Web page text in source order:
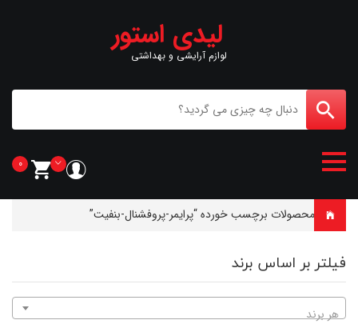
لیدی استور
لوازم آرایشی و بهداشتی
0
خانه محصولات برچسب خورده “پرایمر-پروفشنال-بنفیت”
فیلتر بر اساس برند
هر برند